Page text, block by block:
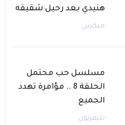
هنيدي بعد رحيل شقيقه
ميكس
مسلسل حب محتمل
الحلقة 8 .. مؤامرة تهدد
الجميع
تليفزيون